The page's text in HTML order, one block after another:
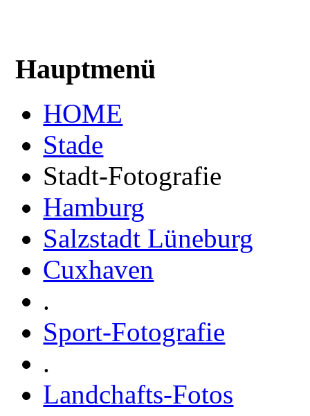
Hauptmenü
HOME
Stade
Stadt-Fotografie
Hamburg
Salzstadt Lüneburg
Cuxhaven
.
Sport-Fotografie
.
Landchafts-Fotos